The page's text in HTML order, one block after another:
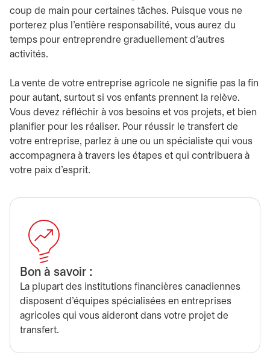
coup de main pour certaines tâches. Puisque vous ne
porterez plus l’entière responsabilité, vous aurez du
temps pour entreprendre graduellement d’autres
activités.
La vente de votre entreprise agricole ne signifie pas la fin
pour autant, surtout si vos enfants prennent la relève.
Vous devez réfléchir à vos besoins et vos projets, et bien
planifier pour les réaliser. Pour réussir le transfert de
votre entreprise, parlez à une ou un spécialiste qui vous
accompagnera à travers les étapes et qui contribuera à
votre paix d’esprit.
Bon à savoir :
La plupart des institutions financières canadiennes
disposent d’équipes spécialisées en entreprises
agricoles qui vous aideront dans votre projet de
transfert.